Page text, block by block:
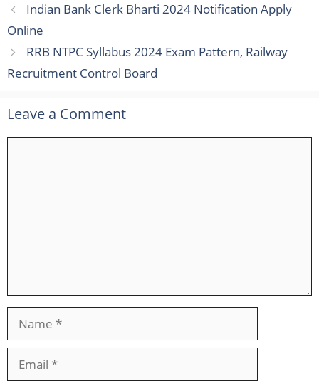
Indian Bank Clerk Bharti 2024 Notification Apply
Online
RRB NTPC Syllabus 2024 Exam Pattern, Railway
Recruitment Control Board
Leave a Comment